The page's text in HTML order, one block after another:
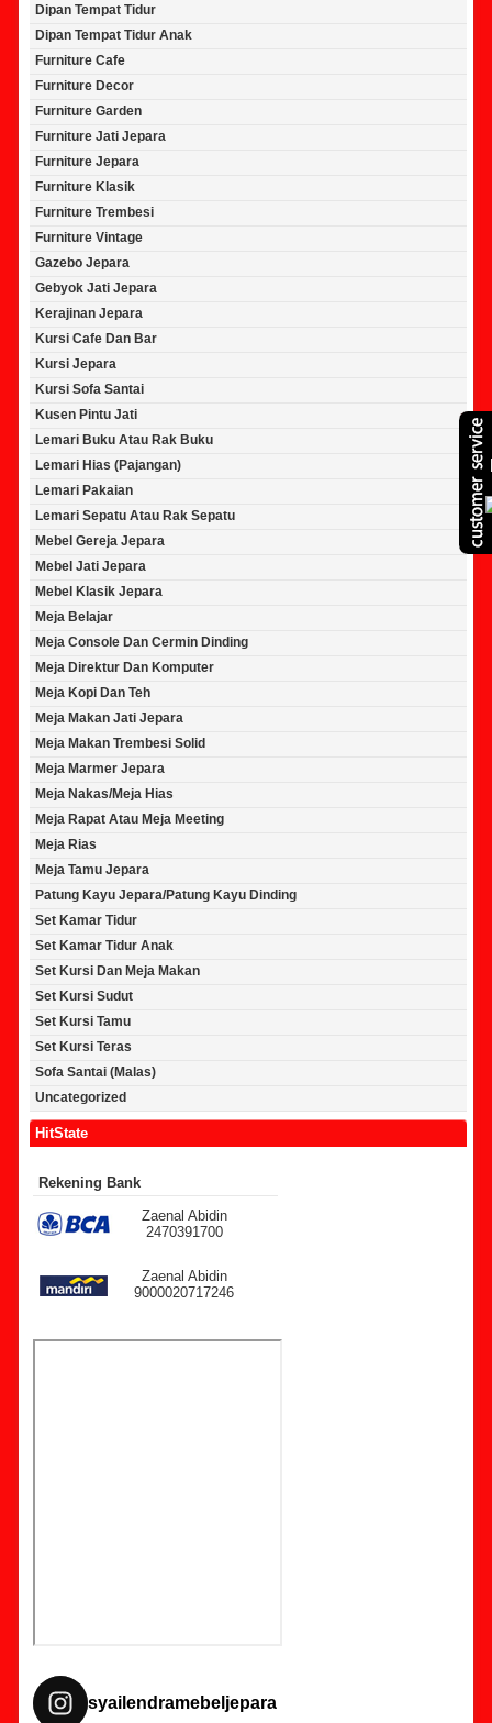
Dipan Tempat Tidur
Dipan Tempat Tidur Anak
Furniture Cafe
Furniture Decor
Furniture Garden
Furniture Jati Jepara
Furniture Jepara
Furniture Klasik
Furniture Trembesi
Furniture Vintage
Gazebo Jepara
Gebyok Jati Jepara
Kerajinan Jepara
Kursi Cafe Dan Bar
Kursi Jepara
Kursi Sofa Santai
Kusen Pintu Jati
Lemari Buku Atau Rak Buku
Lemari Hias (Pajangan)
Lemari Pakaian
Lemari Sepatu Atau Rak Sepatu
Mebel Gereja Jepara
Mebel Jati Jepara
Mebel Klasik Jepara
Meja Belajar
Meja Console Dan Cermin Dinding
Meja Direktur Dan Komputer
Meja Kopi Dan Teh
Meja Makan Jati Jepara
Meja Makan Trembesi Solid
Meja Marmer Jepara
Meja Nakas/Meja Hias
Meja Rapat Atau Meja Meeting
Meja Rias
Meja Tamu Jepara
Patung Kayu Jepara/Patung Kayu Dinding
Set Kamar Tidur
Set Kamar Tidur Anak
Set Kursi Dan Meja Makan
Set Kursi Sudut
Set Kursi Tamu
Set Kursi Teras
Sofa Santai (Malas)
Uncategorized
HitState
Rekening Bank
Zaenal Abidin
2470391700
Zaenal Abidin
9000020717246
syailendramebeljepara